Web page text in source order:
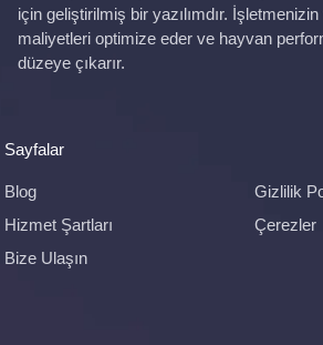
için geliştirilmiş bir yazılımdır. İşletmenizin
maliyetleri optimize eder ve hayvan
düzeye çıkarır.
Sayfalar
Blog
Gizlilik
Hizmet Şartları
Çerezler
Bize Ulaşın